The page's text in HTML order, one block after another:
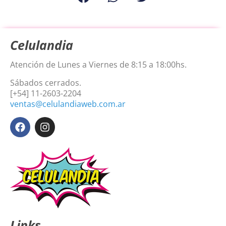
Celulandia
Atención de Lunes a Viernes de 8:15 a 18:00hs.
Sábados cerrados.
[+54] 11-2603-2204
ventas@celulandiaweb.com.ar